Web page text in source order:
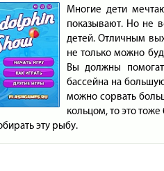
Многие дети
показывают. Но не
детей. Отличным
не только можно
Вы должны
бассейна на
можно сорвать
кольцом, то это
эту рыбу.